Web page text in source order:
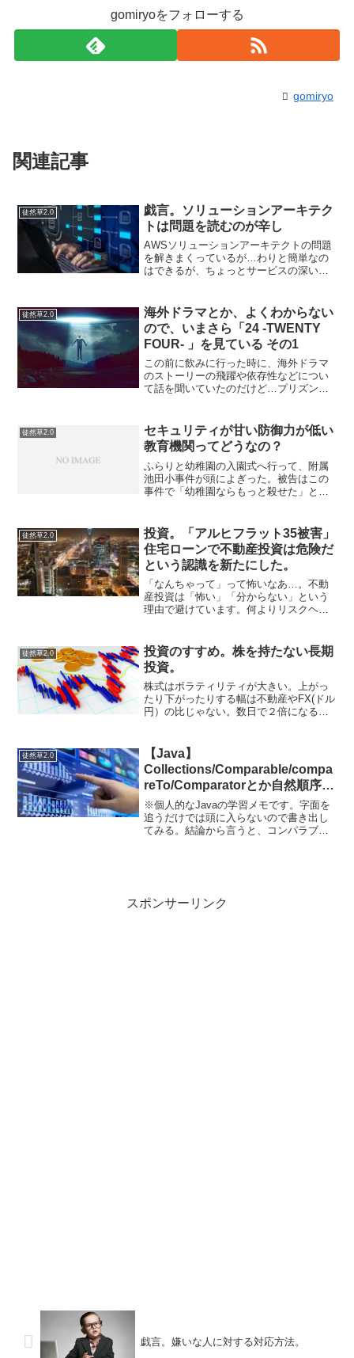
gomiryoをフォローする
gomiryo
関連記事
徒然草2.0
戯言。ソリューションアーキテク
トは問題を読むのが辛し
AWSソリューションアーキテクトの問題
を解きまくっているが…わりと簡単なの
はできるが、ちょっとサービスの深いと
なかなか効率よく学習できている気がし
ない。問題を解きまくれ...
徒然草2.0
海外ドラマとか、よくわからない
ので、いまさら「24 -TWENTY
FOUR- 」を見ている その1
この前に飲みに行った時に、海外ドラマ
のストーリーの飛躍や依存性などについ
て話を聞いていたのだけど…プリズンブ
た。アマゾンプライムで見られるものか
ら見ていこうと思って...
徒然草2.0
セキュリティが甘い防御力が低い
教育機関ってどうなの？
ふらりと幼稚園の入園式へ行って、附属
池田小事件が頭によぎった。被告はこの
事件で「幼稚園ならもっと殺せた」と言
けだが…まあ、それはともかく、なん
で、附属池田小事件をふと思...
徒然草2.0
投資。「アルヒフラット35被害」
住宅ローンで不動産投資は危険だ
という認識を新たにした。
「なんちゃって」って怖いなあ…。不動
産投資は「怖い」「分からない」という
理由で避けています。何よりリスクヘッ
ますが、ただほんまもんの不動産を扱っ
ている人からすれば、...
徒然草2.0
投資のすすめ。株を持たない長期
投資。
株式はボラティリティが大きい。上がっ
たり下がったりする幅は不動産やFX(ドル
円）の比じゃない。数日で２倍になるこ
からかんになる。長期のチャートを見て
徐々に上がっている株...
徒然草2.0
【Java】
Collections/Comparable/compa
reTo/Comparatorとか自然順序と
か
※個人的なJavaの学習メモです。字面を
追うだけでは頭に入らないので書き出し
てみる。結論から言うと、コンパラブル
スポンサーリンク
戯言。嫌いな人に対する対応方法。